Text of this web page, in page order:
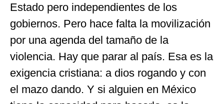
Estado pero independientes de los
gobiernos. Pero hace falta la movilización
por una agenda del tamaño de la
violencia. Hay que parar al país. Esa es la
exigencia cristiana: a dios rogando y con
el mazo dando. Y si alguien en México